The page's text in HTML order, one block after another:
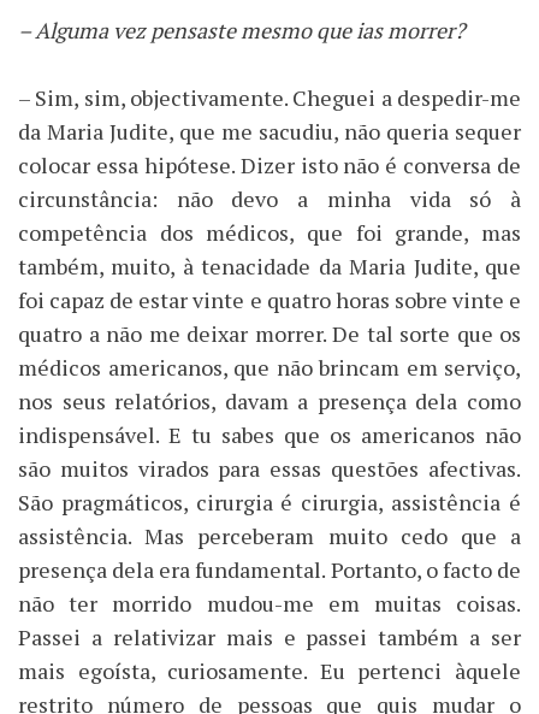
– Alguma vez pensaste mesmo que ias morrer?
– Sim, sim, objectivamente. Cheguei a despedir-me
da Maria Judite, que me sacudiu, não queria sequer
colocar essa hipótese. Dizer isto não é conversa de
circunstância: não devo a minha vida só à
competência dos médicos, que foi grande, mas
também, muito, à tenacidade da Maria Judite, que
foi capaz de estar vinte e quatro horas sobre vinte e
quatro a não me deixar morrer. De tal sorte que os
médicos americanos, que não brincam em serviço,
nos seus relatórios, davam a presença dela como
indispensável. E tu sabes que os americanos não
são muitos virados para essas questões afectivas.
São pragmáticos, cirurgia é cirurgia, assistência é
assistência. Mas perceberam muito cedo que a
presença dela era fundamental. Portanto, o facto de
não ter morrido mudou-me em muitas coisas.
Passei a relativizar mais e passei também a ser
mais egoísta, curiosamente. Eu pertenci àquele
restrito número de pessoas que quis mudar o